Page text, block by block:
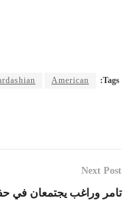
Tags:
American
Next Post
تامر وراغب يجتمعان في